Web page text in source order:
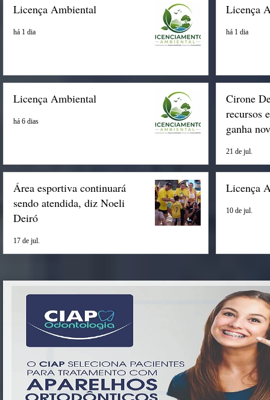
Licença Ambiental
há 1 dia
Licença
há 1 dia
Licença Ambiental
há 6 dias
Cirone
recursos
ganha
21 de jul.
Área esportiva continuará
sendo atendida, diz Noeli
Deiró
17 de jul.
Licença
10 de jul.